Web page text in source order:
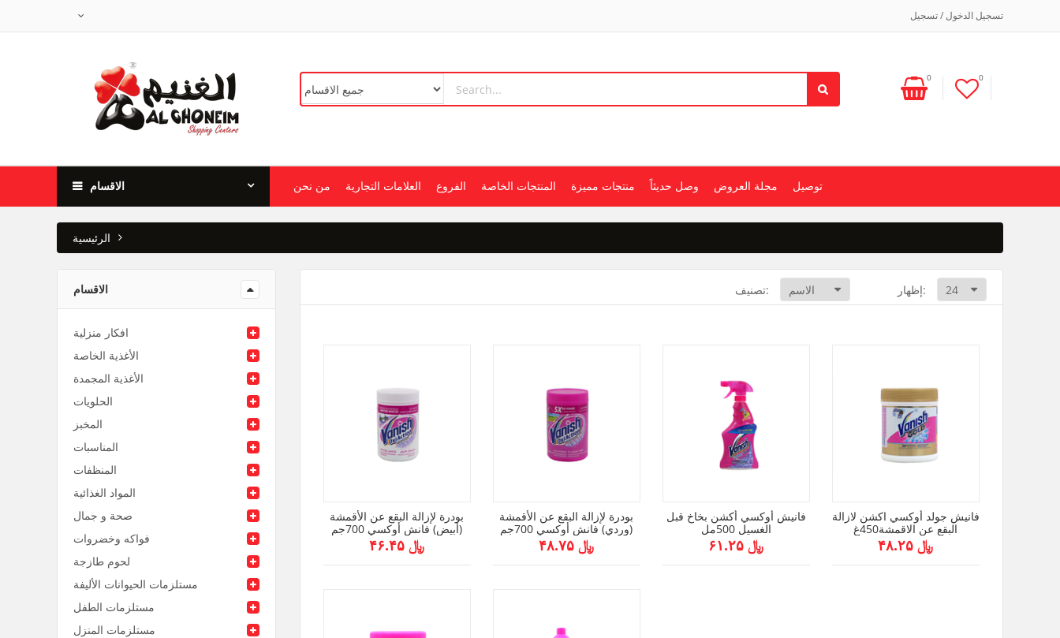
تسجيل الدخول / تسجيل
0 0
الاقسام من نحن العلامات التجارية الفروع المنتجات الخاصة منتجات مميزة وصل حديثاً مجلة العروض توصيل
الرئيسية
الاقسام
افكار منزلية
الأغذية الخاصة
الأغذية المجمدة
الحلويات
المخبز
المناسبات
المنظفات
المواد الغذائية
صحة و جمال
فواكه وخضروات
لحوم طازجة
مستلزمات الحيوانات الأليفة
مستلزمات الطفل
مستلزمات المنزل
تصنيف: إظهار:
بودرة لإزالة البقع عن الأقمشة
(أبيض) فانش أوكسي 700جم
﷼ ۴۶.۴۵
بودرة لإزالة البقع عن الأقمشة
(وردي) فانش أوكسي 700جم
﷼ ۴۸.۷۵
فانيش أوكسي أكشن بخاخ قبل
الغسيل 500مل
﷼ ۶۱.۲۵
فانيش جولد أوكسي اكشن لازالة
البقع عن الاقمشة450غ
﷼ ۴۸.۲۵